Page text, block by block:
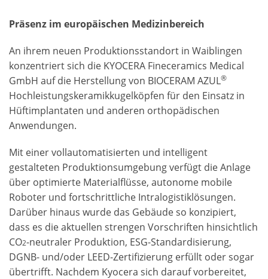
Präsenz im europäischen Medizinbereich
An ihrem neuen Produktionsstandort in Waiblingen
konzentriert sich die KYOCERA Fineceramics Medical
GmbH auf die Herstellung von BIOCERAM AZUL®
Hochleistungskeramikkugelköpfen für den Einsatz in
Hüftimplantaten und anderen orthopädischen
Anwendungen.
Mit einer vollautomatisierten und intelligent
gestalteten Produktionsumgebung verfügt die Anlage
über optimierte Materialflüsse, autonome mobile
Roboter und fortschrittliche Intralogistiklösungen.
Darüber hinaus wurde das Gebäude so konzipiert,
dass es die aktuellen strengen Vorschriften hinsichtlich
CO2-neutraler Produktion, ESG-Standardisierung,
DGNB- und/oder LEED-Zertifizierung erfüllt oder sogar
übertrifft. Nachdem Kyocera sich darauf vorbereitet,